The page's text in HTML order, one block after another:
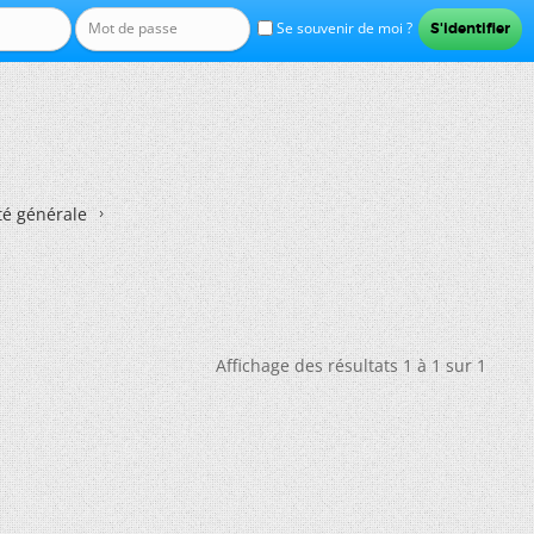
Se souvenir de moi ?
générale
Affichage des résultats 1 à 1 sur 1